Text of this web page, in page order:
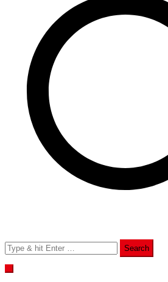
pro
příspěvek
Search
for: